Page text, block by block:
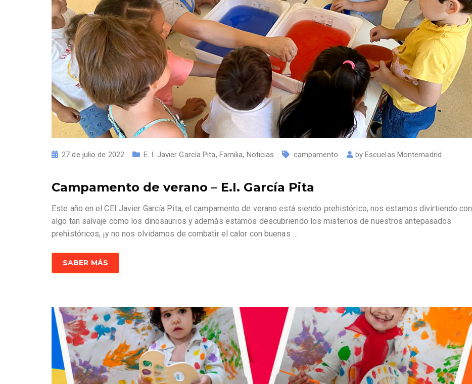
27 de julio de 2022 E. I. Javier García Pita, Familia, Noticias campamento by Escuelas Montemadrid
Campamento de verano – E.I. García Pita
Este año en el CEI Javier García Pita, el campamento de verano está siendo prehistórico, nos estamos divirtiendo con
algo tan salvaje como los dinosaurios y además estamos descubriendo los misterios de nuestros antepasados
prehistóricos, ¡y no nos olvidamos de combatir el calor con buenas …
SABER MÁS